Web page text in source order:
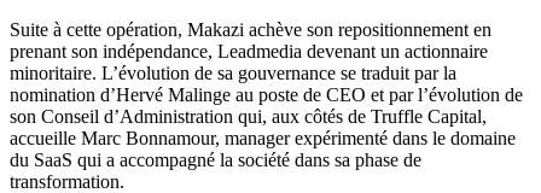
Suite à cette opération, Makazi achève son repositionnement en
prenant son indépendance, Leadmedia devenant un actionnaire
minoritaire. L’évolution de sa gouvernance se traduit par la
nomination d’Hervé Malinge au poste de CEO et par l’évolution de
son Conseil d’Administration qui, aux côtés de Truffle Capital,
accueille Marc Bonnamour, manager expérimenté dans le domaine
du SaaS qui a accompagné la société dans sa phase de
transformation.